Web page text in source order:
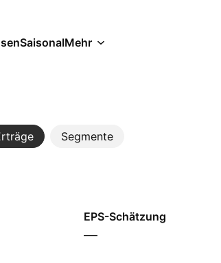
SaisonalMehr
Segmente
EPS-Schätzung
—